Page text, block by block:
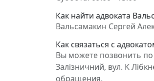
Как найти адвоката
Вальсамакин Сергей
Как связаться с
Вы можете позвонить
Залізничний, вул. К
обращения.